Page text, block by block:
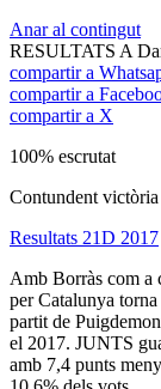
Anar al contingut
RESULTATS A
compartir a
compartir a
compartir a X
100% escrutat
Contundent
Resultats 21D 2017
Amb Borràs com a
per Catalunya
partit de
el 2017. JUNTS
amb 7,4 punts